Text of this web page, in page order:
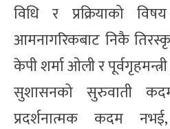
विधि र प्रक्रियाको
आमनागरिकबाट निकै
केपी शर्मा ओली र
सुशासनको सुरुवाती
प्रदर्शनात्मक कदम